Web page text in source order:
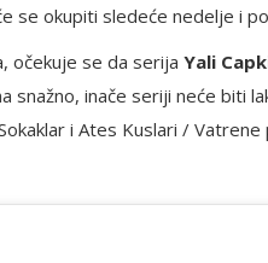
se okupiti sledeće nedelje i
očekuje se da serija Yali
snažno, inače seriji neće biti
i Ates Kuslari /